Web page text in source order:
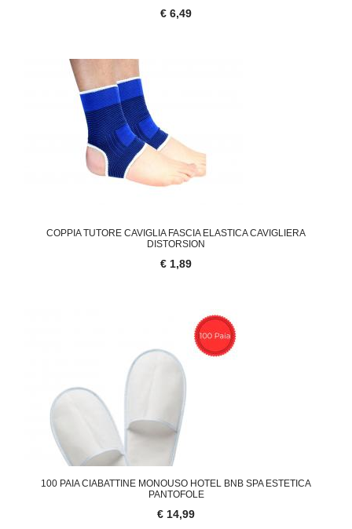
€ 6,49
COPPIA TUTORE CAVIGLIA FASCIA ELASTICA CAVIGLIERA
DISTORSION
€ 1,89
100 PAIA CIABATTINE MONOUSO HOTEL BNB SPA ESTETICA
PANTOFOLE
€ 14,99